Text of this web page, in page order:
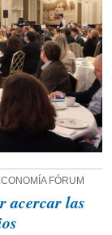
FÓRUM
acercar las